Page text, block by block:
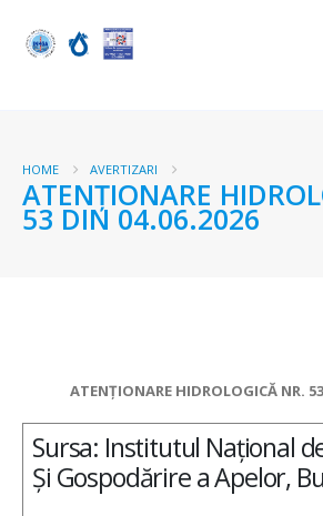
HOME AVERTIZARI
ATENȚIONARE
53 DIN 04.06.2026
ATENȚIONARE HIDROLOGICĂ NR.
Sursa: Institutul Național
Și Gospodărire a Apelor,